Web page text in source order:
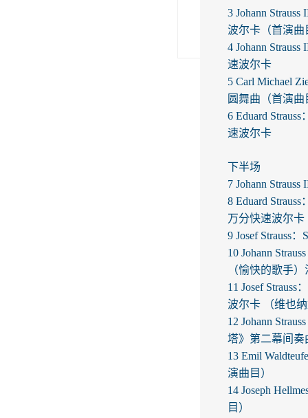
3 Johann
波尔卡（首演曲
4 Johann
速波尔卡
5 Carl Michael
圆舞曲（首演曲
6 Eduard
速波尔卡
下半场
7 Johann
8 Eduard
万分快速波尔
9 Josef Strauss
10 Johann
（愉快的歌手
11 Josef Strauss
波尔卡 （维也
12 Johann
塔》第二幕间奏
13 Emil
演曲目）
14 Joseph
目）